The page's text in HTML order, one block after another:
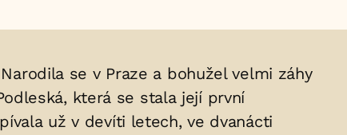
se v Praze a bohužel velmi záhy
která se stala její první
už v devíti letech, ve dvanácti